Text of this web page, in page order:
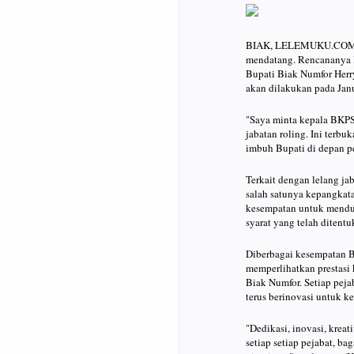
BIAK,
mendatang.
Bupati Biak Numfor
akan dilakukan pada
"Saya minta kepala
jabatan roling. Ini
imbuh Bupati di depan
Terkait dengan lelang
salah satunya
kesempatan untuk
syarat yang telah
Diberbagai kesempatan
memperlihatkan
Biak Numfor. Setiap
terus berinovasi untuk
"Dedikasi, inovasi,
setiap setiap pejabat,